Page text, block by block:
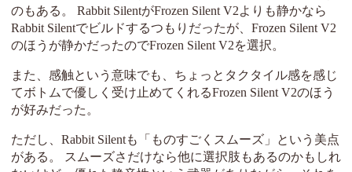
のもある。 Rabbit SilentがFrozen Silent V2よりも静かなら
Rabbit Silentでビルドするつもりだったが、Frozen Silent V2
のほうが静かだったのでFrozen Silent V2を選択。
また、感触という意味でも、ちょっとタクタイル感を感じ
てボトムで優しく受け止めてくれるFrozen Silent V2のほう
が好みだった。
ただし、Rabbit Silentも「ものすごくスムーズ」という美点
がある。 スムーズさだけなら他に選択肢もあるのかもしれ